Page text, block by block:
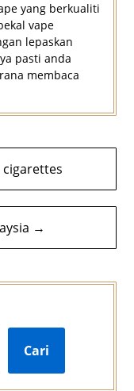
yang berkualiti
vape
lepaskan
pasti anda
membaca
→
Cari